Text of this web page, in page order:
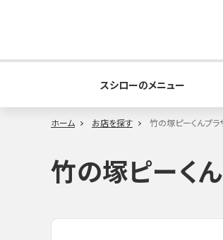
スシローのメニュー
ホーム お店を探す 竹の塚ピーくんプ
竹の塚ピーく